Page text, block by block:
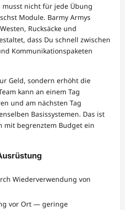
nicht für jede Übung
Module. Barmy Armys
Rucksäcke und
dass Du schnell zwischen
Kommunikationspaketen
Geld, sondern erhöht die
kann an einem Tag
und am nächsten Tag
Basissystemen. Das ist
mit begrenztem Budget ein
Wiederverwendung von
vor Ort — geringe